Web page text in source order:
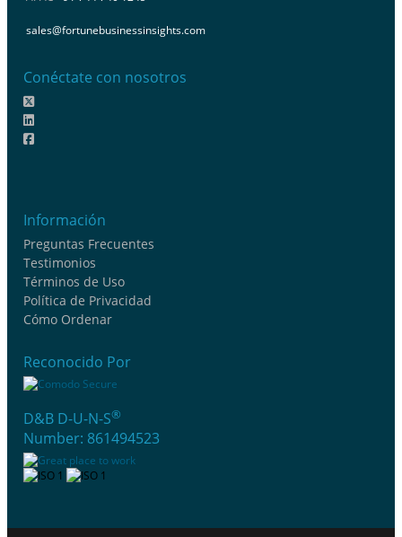
sales@fortunebusinessinsights.com
Conéctate con nosotros
Información
Preguntas Frecuentes
Testimonios
Términos de Uso
Política de Privacidad
Cómo Ordenar
Reconocido Por
D&B D-U-N-S®
Number: 861494523